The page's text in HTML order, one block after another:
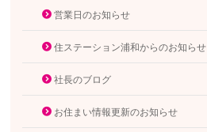
営業日のお知らせ
住ステーション浦和からのお知らせ
社長のブログ
お住まい情報更新のお知らせ